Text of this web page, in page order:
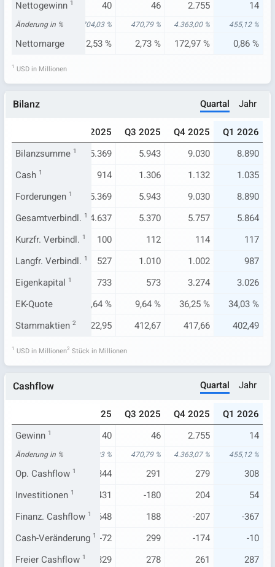
Nettogewinn 1
3 40 46 2.755 14
Änderung in %
108,14 % 704,03 % 470,79 % 4.363,00 % 455,12 %
Nettomarge
0,17 % 2,53 % 2,73 % 172,97 % 0,86 %
1 USD in Millionen
Bilanz Quartal Jahr
Q2 2025 Q3 2025 Q4 2025
Q1 2026
Bilanzsumme 1
5.668 5.369 5.943 9.030
8.890
Cash 1 914 1.306 1.132
1.035
Forderungen 1
5.668 5.369 5.943 9.030
8.890
Gesamtverbindl. 1
4.830 4.637 5.370 5.757
5.864
Kurzfr. Verbindl. 1
485 100 112 114
117
Langfr. Verbindl. 1
550 527 1.010 1.002
987
Eigenkapital 1
838 733 573 3.274
3.026
EK-Quote
14,78 % 13,64 % 9,64 % 36,25 %
34,03 %
Stammaktien 2
424,02 422,95 412,67 417,66 402,49
1 USD in Millionen2 Stück in Millionen
Cashflow Quartal Jahr
Q2 2025 Q3 2025 Q4 2025
Q1 2026
Gewinn 1 40 46 2.755 14
Änderung in %
108,14 % 704,03 % 470,79 % 4.363,07 % 455,12 %
Op. Cashflow 1
287 344 291 279
308
Investitionen 1
66 431 -180 204
54
Finanz. Cashflow 1
-52 -648 188 -207
-367
Cash-Veränderung 1
301 -72 299 -174
-10
Freier Cashflow 1
281 329 278 261 287